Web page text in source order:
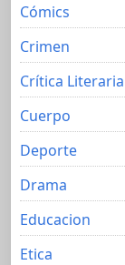
Cómics
Crimen
Crítica Literaria
Cuerpo
Deporte
Drama
Educacion
Etica